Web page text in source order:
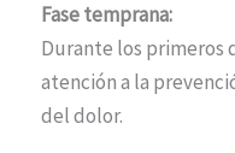
Fase temprana:
Durante los primeros
atención a la
del dolor.